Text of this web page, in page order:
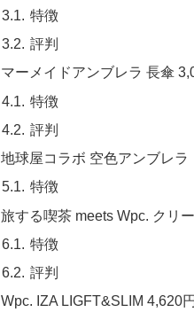
特徴
評判
マーメイドアンブレラ 長傘
特徴
評判
地球屋コラボ 空色アンブレ
特徴
旅する喫茶 meets Wpc. クリ
特徴
評判
Wpc. IZA LIGFT&SLIM 4,620円